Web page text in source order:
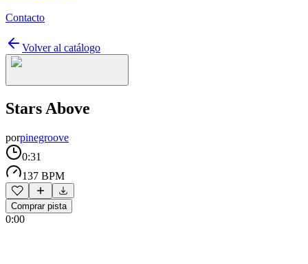
Contacto
Volver al catálogo
Stars Above
porpinegroove
0:31
137 BPM
Comprar pista
0:00